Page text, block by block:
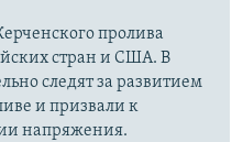
пролива
стран и США. В
следят за развитием
и призвали к
напряжения.